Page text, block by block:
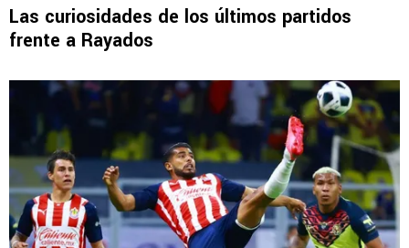
Las curiosidades de los últimos partidos
frente a Rayados